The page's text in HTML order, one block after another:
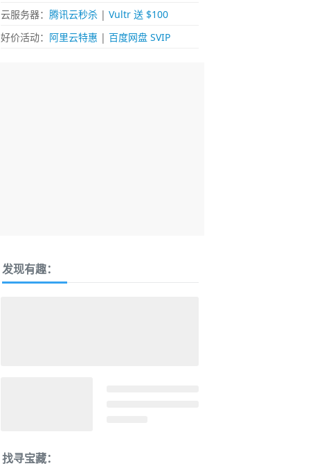
云服务器： 腾讯云秒杀| Vultr 送 $100
好价活动： 阿里云特惠 | 百度网盘 SVIP
发现有趣：
找寻宝藏：